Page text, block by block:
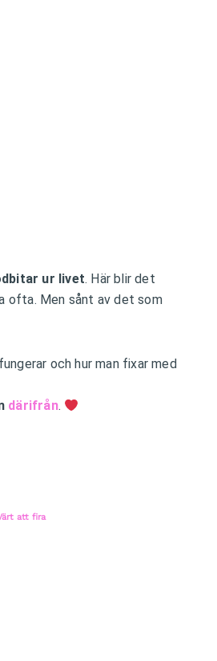
ur livet. Här blir det
ofta. Men sånt av det som
och hur man fixar med
därifrån.
att fira